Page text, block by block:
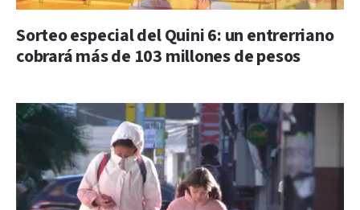
Sorteo especial del Quini 6: un entrerriano
cobrará más de 103 millones de pesos